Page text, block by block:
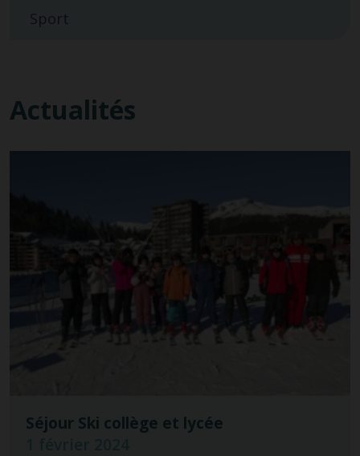
Sport
Actualités
Séjour Ski collège et lycée